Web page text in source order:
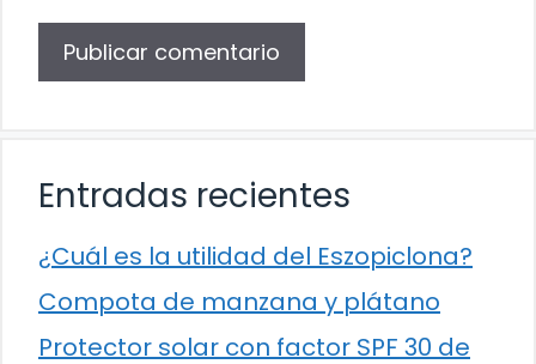
Entradas recientes
¿Cuál es la utilidad del Eszopiclona?
Compota de manzana y plátano
Protector solar con factor SPF 30 de